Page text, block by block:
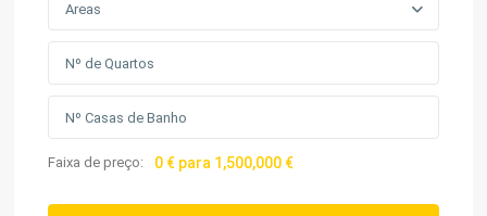
Areas
Faixa de preço: 0 € para 1,500,000 €